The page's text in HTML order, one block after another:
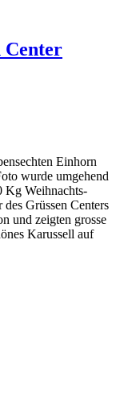
Center
Einhorn
wurde umgehend
Kg Weihnachts-
Grüssen Centers
und zeigten grosse
Karussell auf